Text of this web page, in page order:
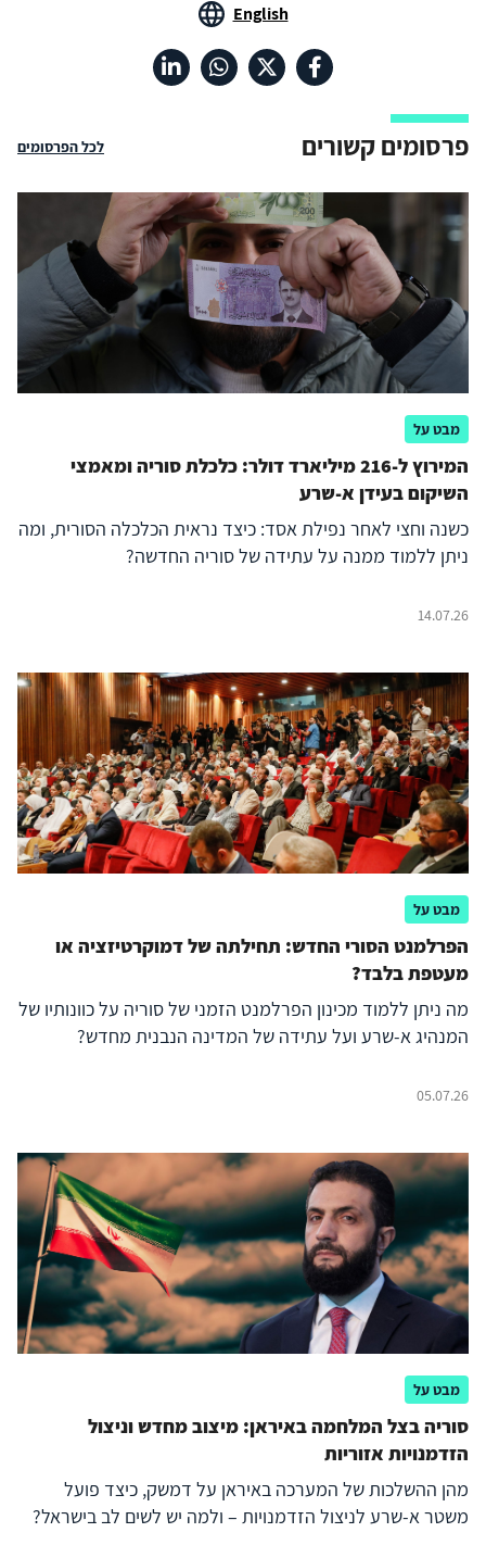
English
פרסומים קשורים לכל הפרסומים
מבט על
המירוץ ל-216 מיליארד דולר: כלכלת סוריה ומאמצי
השיקום בעידן א-שרע
כשנה וחצי לאחר נפילת אסד: כיצד נראית הכלכלה הסורית, ומה
ניתן ללמוד ממנה על עתידה של סוריה החדשה?
14.07.26
מבט על
הפרלמנט הסורי החדש: תחילתה של דמוקרטיזציה או
מעטפת בלבד?
מה ניתן ללמוד מכינון הפרלמנט הזמני של סוריה על כוונותיו של
המנהיג א-שרע ועל עתידה של המדינה הנבנית מחדש?
05.07.26
מבט על
סוריה בצל המלחמה באיראן: מיצוב מחדש וניצול
הזדמנויות אזוריות
מהן ההשלכות של המערכה באיראן על דמשק, כיצד פועל
משטר א-שרע לניצול הזדמנויות – ולמה יש לשים לב בישראל?